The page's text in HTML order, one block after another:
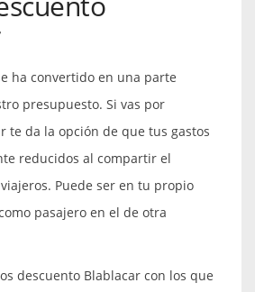
ha convertido en una parte
presupuesto. Si vas por
te da la opción de que tus gastos
reducidos al compartir el
Puede ser en tu propio
pasajero en el de otra
descuento Blablacar con los que